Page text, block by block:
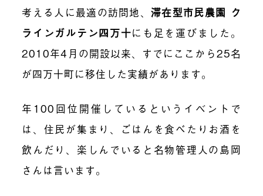
考える人に最適の訪問地、滞在型市民農園 ク
ラインガルテン四万十にも足を運びました。
2010年4月の開設以来、すでにここから25名
が四万十町に移住した実績があります。
年100回位開催しているというイベントで
は、住民が集まり、ごはんを食べたりお酒を
飲んだり、楽しんでいると名物管理人の島岡
さんは言います。